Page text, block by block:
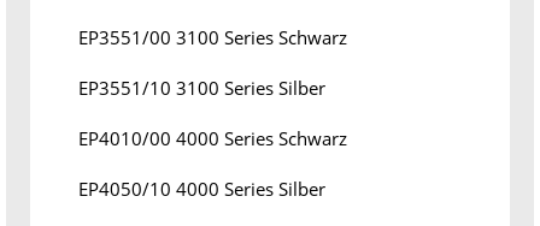
EP3551/00 3100 Series Schwarz
EP3551/10 3100 Series Silber
EP4010/00 4000 Series Schwarz
EP4050/10 4000 Series Silber